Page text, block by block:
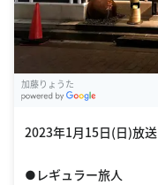
加藤りょうた
2023年1月15日(日)放送
●レギュラー旅人